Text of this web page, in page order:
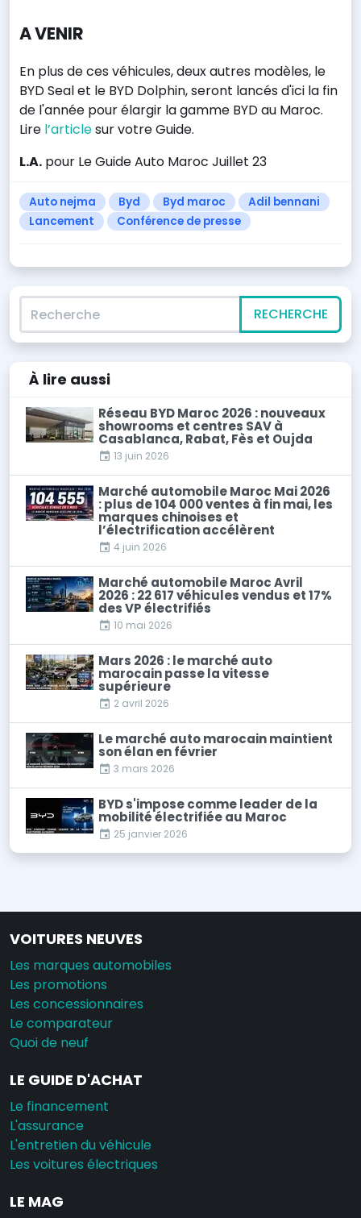
A VENIR
En plus de ces véhicules, deux autres modèles, le
BYD Seal et le BYD Dolphin, seront lancés d'ici la fin
de l'année pour élargir la gamme BYD au Maroc.
Lire l’articlesur votre Guide.
L.A. pour Le Guide Auto Maroc Juillet 23
Auto nejma Byd Byd maroc
Adil bennani
Lancement
Conférence de presse
Recherche
RECHERCHE
À lire aussi
Réseau BYD Maroc 2026 : nouveaux
showrooms et centres SAV à
Casablanca, Rabat, Fès et Oujda
13 juin 2026
Marché automobile Maroc Mai 2026
: plus de 104 000 ventes à fin mai, les
marques chinoises et
l’électrification accélèrent
4 juin 2026
Marché automobile Maroc Avril
2026 : 22 617 véhicules vendus et 17%
des VP électrifiés
10 mai 2026
Mars 2026 : le marché auto
marocain passe la vitesse
supérieure
2 avril 2026
Le marché auto marocain maintient
son élan en février
3 mars 2026
BYD s'impose comme leader de la
mobilité électrifiée au Maroc
25 janvier 2026
VOITURES NEUVES
Les marques automobiles
Les promotions
Les concessionnaires
Le comparateur
Quoi de neuf
LE GUIDE D'ACHAT
Le financement
L'assurance
L'entretien du véhicule
Les voitures électriques
LE MAG